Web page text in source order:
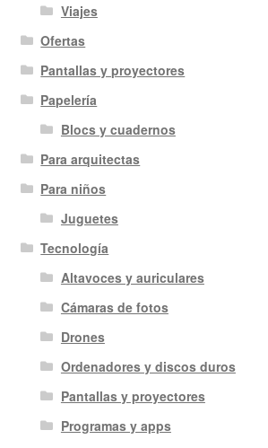
Viajes
Ofertas
Pantallas y proyectores
Papelería
Blocs y cuadernos
Para arquitectas
Para niños
Juguetes
Tecnología
Altavoces y auriculares
Cámaras de fotos
Drones
Ordenadores y discos duros
Pantallas y proyectores
Programas y apps